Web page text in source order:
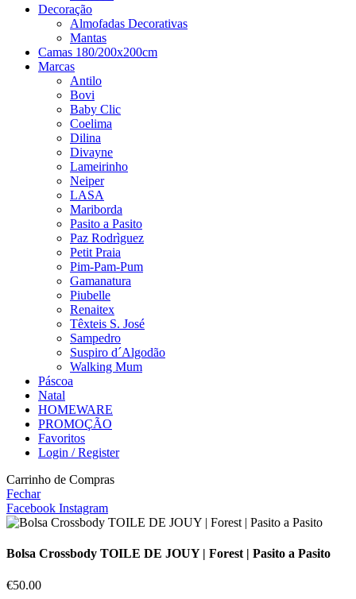
Decoração
Almofadas Decorativas
Mantas
Camas 180/200x200cm
Marcas
Antilo
Bovi
Baby Clic
Coelima
Dilina
Divayne
Lameirinho
Neiper
LASA
Mariborda
Pasito a Pasito
Paz Rodrìguez
Petit Praia
Pim-Pam-Pum
Gamanatura
Piubelle
Renaitex
Têxteis S. José
Sampedro
Suspiro d´Algodão
Walking Mum
Páscoa
Natal
HOMEWARE
PROMOÇÃO
Favoritos
Login / Register
Carrinho de Compras
Fechar
Facebook Instagram
Bolsa Crossbody TOILE DE JOUY | Forest | Pasito a Pasito
€50.00